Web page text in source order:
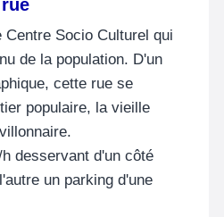
Socio Culturel qui
de la population. D'un
cette rue se
populaire, la vieille
desservant d'un côté
un parking d'une